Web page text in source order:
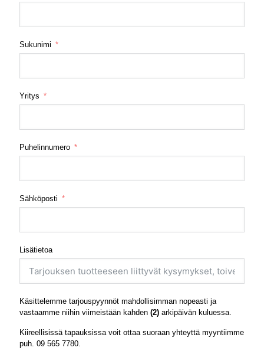
Sukunimi
Yritys
Puhelinnumero
Sähköposti
Lisätietoa
Käsittelemme tarjouspyynnöt mahdollisimman nopeasti ja
vastaamme niihin viimeistään kahden (2) arkipäivän kuluessa.
Kiireellisissä tapauksissa voit ottaa suoraan yhteyttä myyntiimme
puh. 09 565 7780